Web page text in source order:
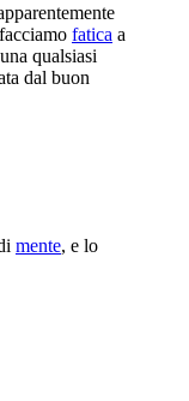
fatica a
qualsiasi
dal buon
mente, e lo